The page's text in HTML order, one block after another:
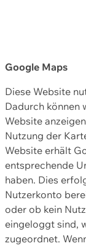
Google Maps
Diese Website
Dadurch können
Website
Nutzung der
Website erhält
entsprechende
haben. Dies
Nutzerkonto
oder ob kein
eingeloggt sind,
zugeordnet.